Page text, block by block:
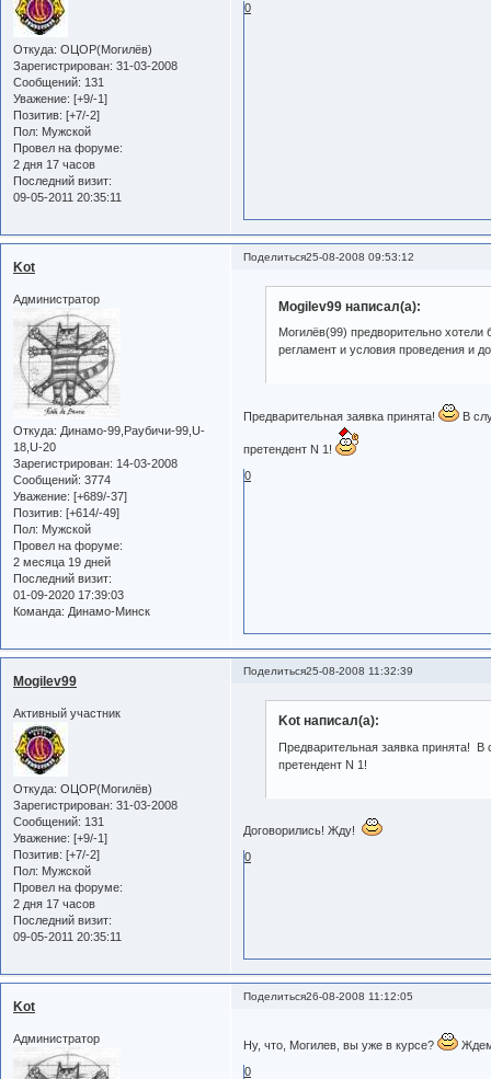
Откуда: ОЦОР(Могилёв)
Зарегистрирован: 31-03-2008
Сообщений: 131
Уважение: [+9/-1]
Позитив: [+7/-2]
Пол: Мужской
Провел на форуме:
2 дня 17 часов
Последний визит:
09-05-2011 20:35:11
0
Поделиться25-08-2008 09:53:12
Kot
Администратор
Откуда: Динамо-99,Раубичи-99,U-
18,U-20
Зарегистрирован: 14-03-2008
Сообщений: 3774
Уважение: [+689/-37]
Позитив: [+614/-49]
Пол: Мужской
Провел на форуме:
2 месяца 19 дней
Последний визит:
01-09-2020 17:39:03
Команда: Динамо-Минск
Mogilev99 написал(а):
Могилёв(99) предворительно
регламент и условия проведения и
Предварительная заявка принята! В
претендент N 1!
0
Поделиться25-08-2008 11:32:39
Mogilev99
Активный участник
Откуда: ОЦОР(Могилёв)
Зарегистрирован: 31-03-2008
Сообщений: 131
Уважение: [+9/-1]
Позитив: [+7/-2]
Пол: Мужской
Провел на форуме:
2 дня 17 часов
Последний визит:
09-05-2011 20:35:11
Kot написал(а):
Предварительная заявка принята!
претендент N 1!
Договорились! Жду!
0
Поделиться26-08-2008 11:12:05
Kot
Администратор Ну, что, Могилев, вы уже в курсе?
0